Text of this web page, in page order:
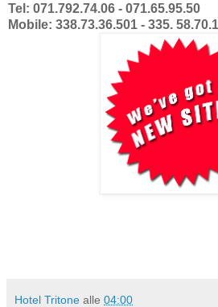
Tel: 071.792.74.06 - 071.65.95.50
Mobile: 338.73.36.501 - 335.
Hotel Tritone alle 04:00